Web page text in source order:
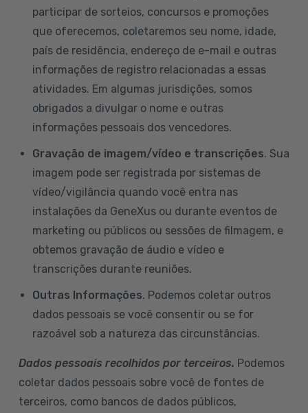
participar de sorteios, concursos e promoções
que oferecemos, coletaremos seu nome, idade,
país de residência, endereço de e-mail e outras
informações de registro relacionadas a essas
atividades. Em algumas jurisdições, somos
obrigados a divulgar o nome e outras
informações pessoais dos vencedores.
Gravação de imagem/vídeo e transcrições. Sua
imagem pode ser registrada por sistemas de
vídeo/vigilância quando você entra nas
instalações da GeneXus ou durante eventos de
marketing ou públicos ou sessões de filmagem, e
obtemos gravação de áudio e vídeo e
transcrições durante reuniões.
Outras Informações. Podemos coletar outros
dados pessoais se você consentir ou se for
razoável sob a natureza das circunstâncias.
Dados pessoais recolhidos por terceiros. Podemos
coletar dados pessoais sobre você de fontes de
terceiros, como bancos de dados públicos,